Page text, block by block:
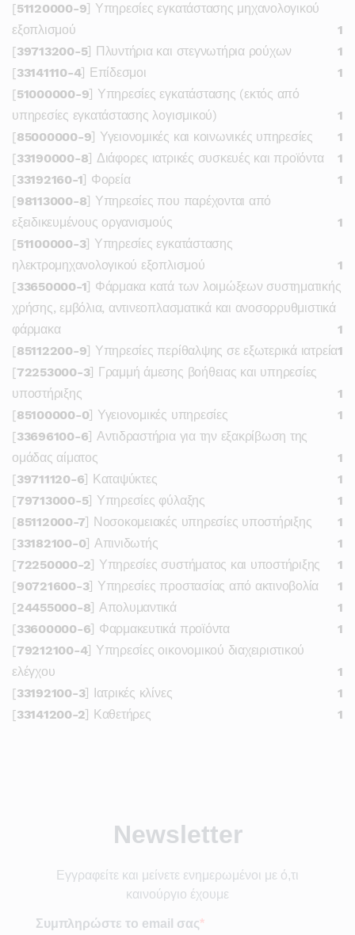
[51120000-9] Υπηρεσίες εγκατάστασης μηχανολογικού
εξοπλισμού
1
[39713200-5] Πλυντήρια και στεγνωτήρια ρούχων
1
[33141110-4] Επίδεσμοι
1
[51000000-9] Υπηρεσίες εγκατάστασης (εκτός από
υπηρεσίες εγκατάστασης λογισμικού)
1
[85000000-9] Υγειονομικές και κοινωνικές υπηρεσίες
1
[33190000-8] Διάφορες ιατρικές συσκευές και προϊόντα
1
[33192160-1] Φορεία
1
[98113000-8] Υπηρεσίες που παρέχονται από
εξειδικευμένους οργανισμούς
1
[51100000-3] Υπηρεσίες εγκατάστασης
ηλεκτρομηχανολογικού εξοπλισμού
1
[33650000-1] Φάρμακα κατά των λοιμώξεων συστηματικής
χρήσης, εμβόλια, αντινεοπλασματικά και ανοσορρυθμιστικά
φάρμακα
1
[85112200-9] Υπηρεσίες περίθαλψης σε εξωτερικά ιατρεία1
[72253000-3] Γραμμή άμεσης βοήθειας και υπηρεσίες
υποστήριξης
1
[85100000-0] Υγειονομικές υπηρεσίες
1
[33696100-6] Αντιδραστήρια για την εξακρίβωση της
ομάδας αίματος
1
[39711120-6] Καταψύκτες
1
[79713000-5] Υπηρεσίες φύλαξης
1
[85112000-7] Νοσοκομειακές υπηρεσίες υποστήριξης
1
[33182100-0] Απινιδωτής
1
[72250000-2] Υπηρεσίες συστήματος και υποστήριξης
1
[90721600-3] Υπηρεσίες προστασίας από ακτινοβολία
1
[24455000-8] Απολυμαντικά
1
[33600000-6] Φαρμακευτικά προϊόντα
1
[79212100-4] Υπηρεσίες οικονομικού διαχειριστικού
ελέγχου
1
[33192100-3] Ιατρικές κλίνες
1
[33141200-2] Καθετήρες 1